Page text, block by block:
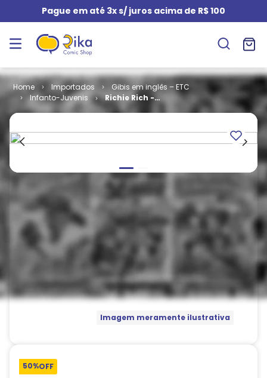
Pague em até 3x s/ juros acima de R$ 100
Importados
Gibis em inglês – ETC
Infanto-Juvenis
Richie Rich -
Volume 1 # 110
Imagem meramente ilustrativa
50%OFF